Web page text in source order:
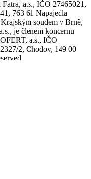
a.s., IČO 27465021,
763 61 Napajedla
soudem v Brně,
je členem koncernu
a.s., IČO
2, Chodov, 149 00